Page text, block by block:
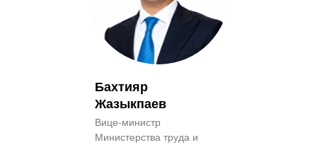
Бахтияр
Жазыкпаев
Вице-министр
Министерства труда и